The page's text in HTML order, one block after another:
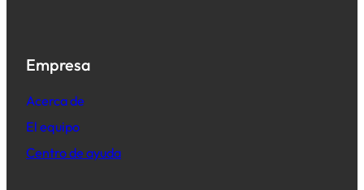
Empresa
Acerca de
El equipo
Centro de ayuda